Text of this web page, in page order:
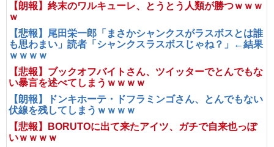
【朗報】終末のワルキューレ、とうとう人類が勝つｗｗｗ
ｗ
【悲報】尾田栄一郎「まさかシャンクスがラスボスとは誰
も思わまい」読者「シャンクスラスボスじゃね？」←結果
ｗｗｗｗ
【悲報】ブックオフバイトさん、ツイッターでとんでもな
い暴言を述べてしまうｗｗｗｗ
【朗報】ドンキホーテ・ドフラミンゴさん、とんでもない
伏線を残してしまうｗｗｗｗ
【悲報】BORUTOに出て来たアイツ、ガチで自来也っぽ
いｗｗｗｗ